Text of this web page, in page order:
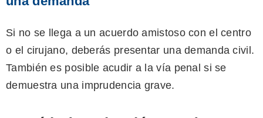
Si no se llega a un acuerdo amistoso con el centro
o el cirujano, deberás presentar una demanda civil.
También es posible acudir a la vía penal si se
demuestra una imprudencia grave.